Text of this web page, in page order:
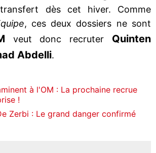
transfert dès cet hiver. Comme
, ces deux dossiers ne sont
veut donc recruter Quinten
Abdelli.
à l'OM : La prochaine recrue
!
Zerbi : Le grand danger confirmé